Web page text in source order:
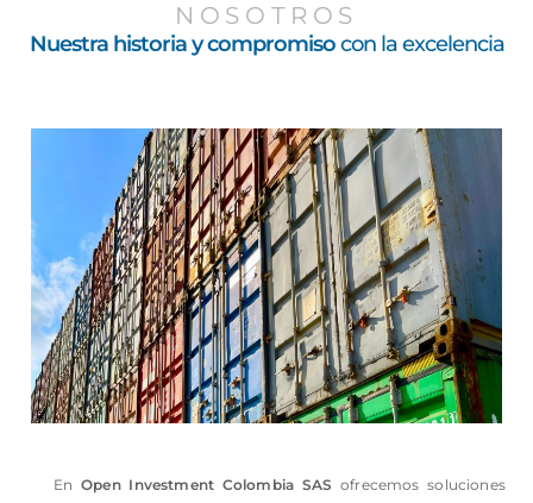
NOSOTROS
Nuestra historia y compromisocon la excelencia
EnOpen Investment Colombia SAS ofrecemos soluciones